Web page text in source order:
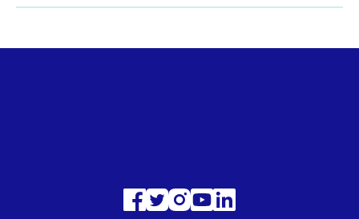
Visitez
Visitez
Visitez
Visitez
Visitez